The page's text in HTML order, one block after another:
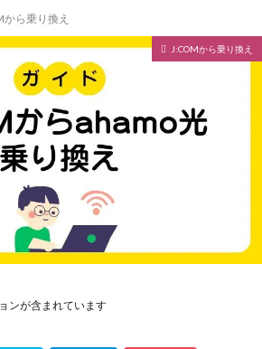
から乗り換え
J:COMから乗り換え
ンが含まれています